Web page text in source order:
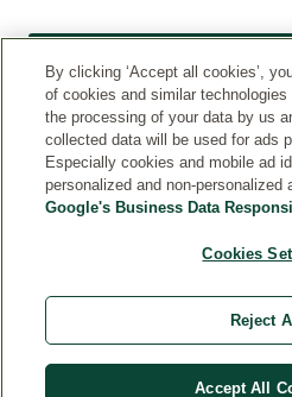
Weleda International
By clicking ‘Accept all cookies’,
of cookies and similar
the processing of your data by us
collected data will be used for ads
Especially cookies and mobile ad
personalized and non-personalized
Google's Business Data
Cookies
Reject All
Accept All